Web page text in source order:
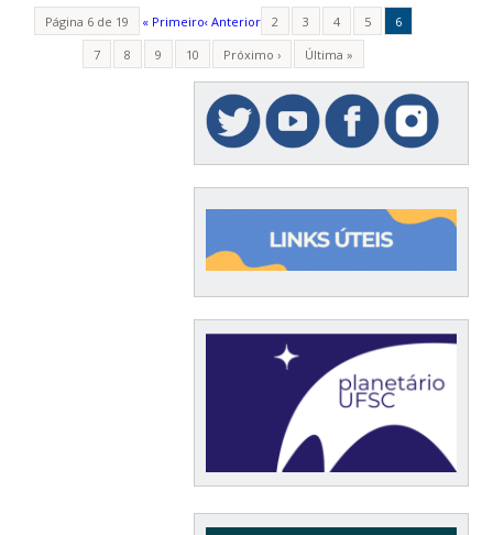
Página 6 de 19 « Primeiro‹ Anterior 2 3 4 5
6
7
8 9 10 Próximo › Última »